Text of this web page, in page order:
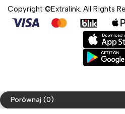
Copyright ©Extralink. All Rights
Porównaj (0)